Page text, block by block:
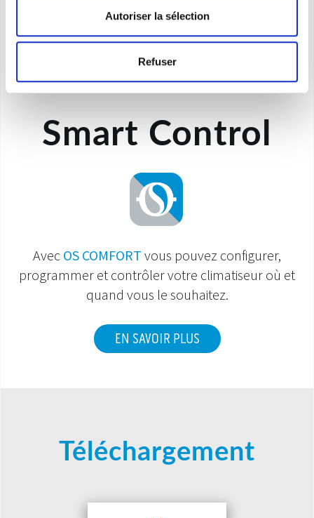
Autoriser la sélection
Refuser
• Compatible avec les systèmes de contrôle
Airzone.
Smart Control
Avec OS COMFORT vous pouvez configurer,
programmer et contrôler votre climatiseur où et
quand vous le souhaitez.
EN SAVOIR PLUS
Téléchargement